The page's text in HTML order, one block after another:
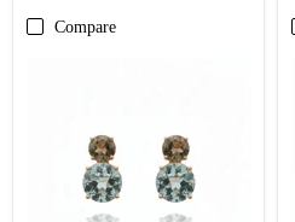
Compare